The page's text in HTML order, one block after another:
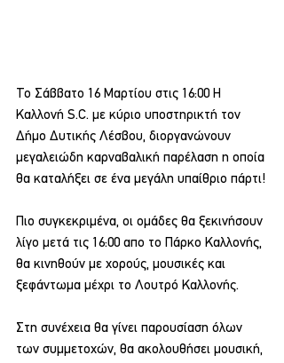
Το Σάββατο 16 Μαρτίου στις 16:00 Η
Καλλονή S.C. με κύριο υποστηρικτή τον
Δήμο Δυτικής Λέσβου, διοργανώνουν
μεγαλειώδη καρναβαλική παρέλαση η οποία
θα καταλήξει σε ένα μεγάλη υπαίθριο πάρτι!
Πιο συγκεκριμένα, οι ομάδες θα ξεκινήσουν
λίγο μετά τις 16:00 απο το Πάρκο Καλλονής,
θα κινηθούν με χορούς, μουσικές και
ξεφάντωμα μέχρι το Λουτρό Καλλονής.
Στη συνέχεια θα γίνει παρουσίαση όλων
των συμμετοχών, θα ακολουθήσει μουσική,